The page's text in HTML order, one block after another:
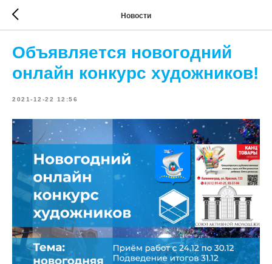
Новости
Объявляется новогодний
онлайн конкурс художников!
2021-12-22 12:56